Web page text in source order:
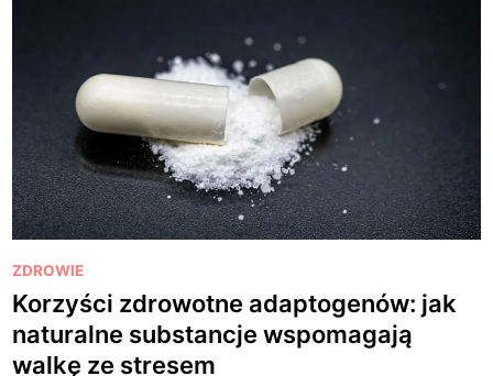
P
o
t
ZDROWIE
Korzyści zdrowotne adaptogenów: jak
naturalne substancje wspomagają
walkę ze stresem